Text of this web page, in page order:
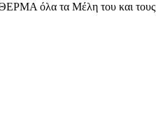
όλα τα Μέλη του και τους